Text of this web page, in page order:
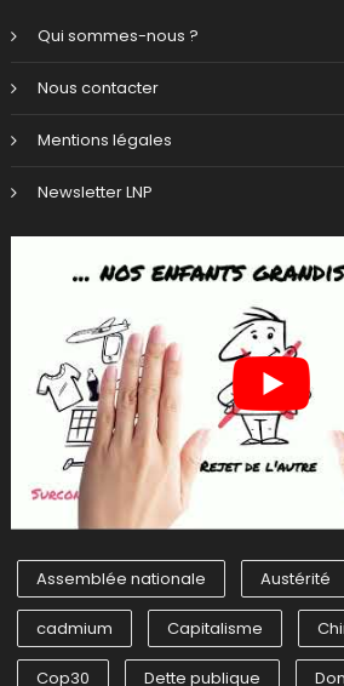
Qui sommes-nous ?
Nous contacter
Mentions légales
Newsletter LNP
Assemblée nationale Austérité
cadmium Capitalisme
Cop30 Dette publique